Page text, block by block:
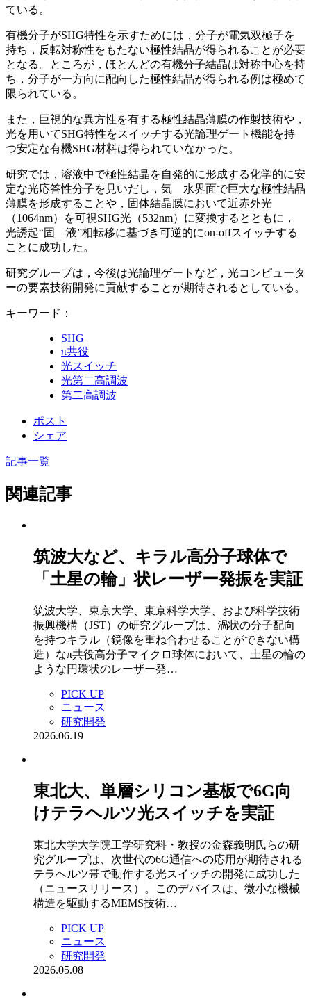
ている。
有機分子がSHG特性を示すためには，分子が電気双極子を
持ち，反転対称性をもたない極性結晶が得られることが必要
となる。ところが，ほとんどの有機分子結晶は対称中心を持
ち，分子が一方向に配向した極性結晶が得られる例は極めて
限られている。
また，巨視的な異方性を有する極性結晶薄膜の作製技術や，
光を用いてSHG特性をスイッチする光論理ゲート機能を持
つ安定な有機SHG材料は得られていなかった。
研究では，溶液中で極性結晶を自発的に形成する化学的に安
定な光応答性分子を見いだし，気―水界面で巨大な極性結晶
薄膜を形成することや，固体結晶膜において近赤外光
（1064nm）を可視SHG光（532nm）に変換するとともに，
光誘起“固―液”相転移に基づき可逆的にon-offスイッチする
ことに成功した。
研究グループは，今後は光論理ゲートなど，光コンピュータ
ーの要素技術開発に貢献することが期待されるとしている。
キーワード：
SHG
π共役
光スイッチ
光第二高調波
第二高調波
ポスト
シェア
記事一覧
関連記事
筑波大など、キラル高分子球体で
「土星の輪」状レーザー発振を実証
筑波大学、東京大学、東京科学大学、および科学技術
振興機構（JST）の研究グループは、渦状の分子配向
を持つキラル（鏡像を重ね合わせることができない構
造）なπ共役高分子マイクロ球体において、土星の輪の
ような円環状のレーザー発…
PICK UP
ニュース
研究開発
2026.06.19
東北大、単層シリコン基板で6G向
けテラヘルツ光スイッチを実証
東北大学大学院工学研究科・教授の金森義明氏らの研
究グループは、次世代の6G通信への応用が期待される
テラヘルツ帯で動作する光スイッチの開発に成功した
（ニュースリリース）。このデバイスは、微小な機械
構造を駆動するMEMS技術…
PICK UP
ニュース
研究開発
2026.05.08